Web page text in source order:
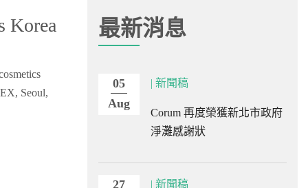
Korea
Seoul,
最新消息
05
Aug
| 新聞稿
Corum 再度榮獲新北市政府
淨灘感謝狀
27
| 新聞稿